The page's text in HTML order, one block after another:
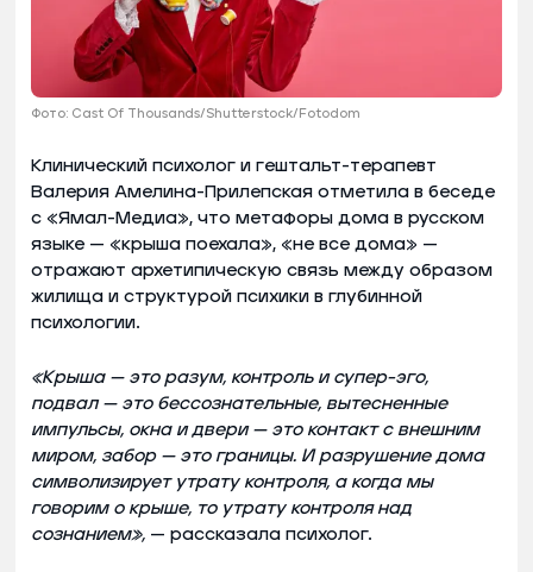
Фото: Cast Of Thousands/Shutterstock/Fotodom
Клинический психолог и гештальт-терапевт
Валерия Амелина-Прилепская отметила в беседе
с «Ямал-Медиа», что метафоры дома в русском
языке — «крыша поехала», «не все дома» —
отражают архетипическую связь между образом
жилища и структурой психики в глубинной
психологии.
«Крыша — это разум, контроль и супер-эго,
подвал — это бессознательные, вытесненные
импульсы, окна и двери — это контакт с внешним
миром, забор — это границы. И разрушение дома
символизирует утрату контроля, а когда мы
говорим о крыше, то утрату контроля над
сознанием», — рассказала психолог.